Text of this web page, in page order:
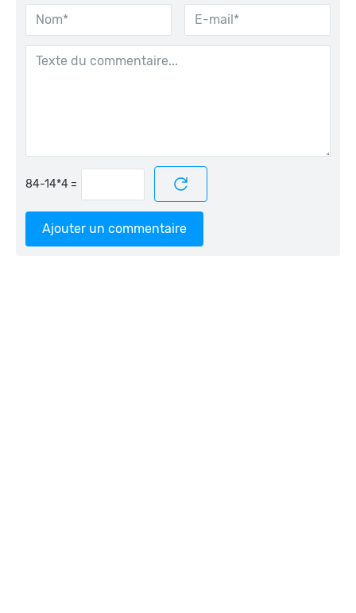
=
Ajouter un commentaire